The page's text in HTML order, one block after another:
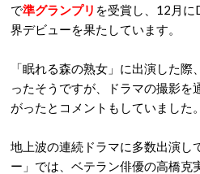
で準グランプリ を受賞し、12月に
界デビューを果たしています。
「眠れる森の熟女」に出演した
ったそうですが、ドラマの撮影を
がったとコメントもしていました。
地上波の連続ドラマに多数出演し
ー」では、ベテラン俳優の高橋克